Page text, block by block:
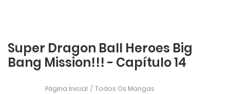
Super Dragon Ball Heroes Big
Bang Mission!!! - Capítulo 14
Página Inicial
Todos Os Mangas